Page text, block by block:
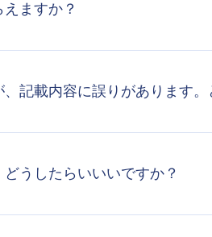
ますか？
記載内容に誤りがあります
うしたらいいいですか？